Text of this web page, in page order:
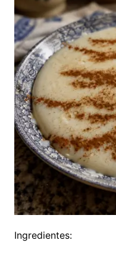
Ingredientes: